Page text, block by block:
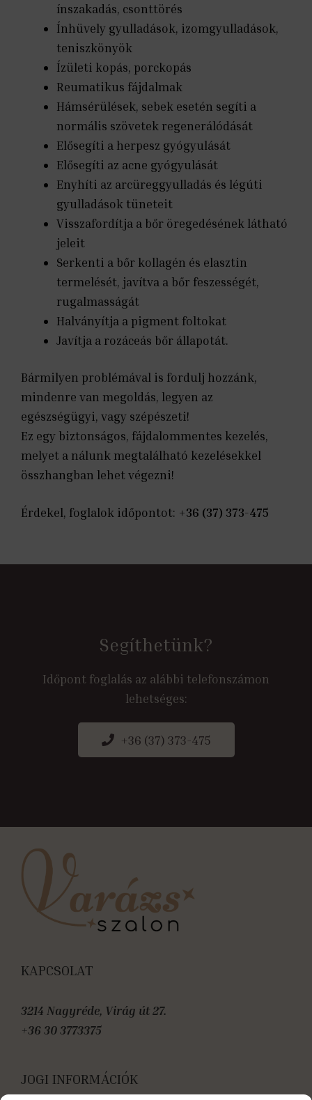
ínszakadás, csonttörés
Ínhüvely gyulladások, izomgyulladások,
teniszkönyök
Ízületi kopás, porckopás
Reumatikus fájdalmak
Hámsérülések, sebek esetén segíti a
normális szövetek regenerálódását
Elősegíti a herpesz gyógyulását
Elősegíti az acne gyógyulását
Enyhíti az arcüreggyulladás és légúti
gyulladások tüneteit
Visszafordítja a bőr öregedésének látható
jeleit
Serkenti a bőr kollagén és elasztin
termelését, javítva a bőr feszességét,
rugalmasságát
Halványítja a pigment foltokat
Javítja a rozáceás bőr állapotát.
Bármilyen problémával is fordulj hozzánk,
mindenre van megoldás, legyen az
egészségügyi, vagy szépészeti!
Ez egy biztonságos, fájdalommentes kezelés,
melyet a nálunk megtalálható kezelésekkel
összhangban lehet végezni!
Érdekel, foglalok időpontot: +36 (37) 373-475
Segíthetünk?
Időpont foglalás az alábbi telefonszámon
lehetséges:
+36 (37) 373-475
KAPCSOLAT
3214 Nagyréde, Virág út 27.
+36 30 3773375
JOGI INFORMÁCIÓK